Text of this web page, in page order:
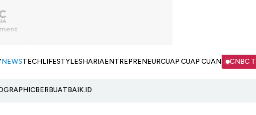
NEWSTECHLIFESTYLESHARIAENTREPRENEURCUAP CUAP CUAN CNBC
BERBUATBAIK.ID